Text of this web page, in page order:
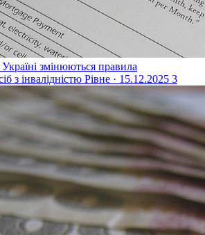
змінюються правила
з інвалідністю Рівне · 15.12.2025 3